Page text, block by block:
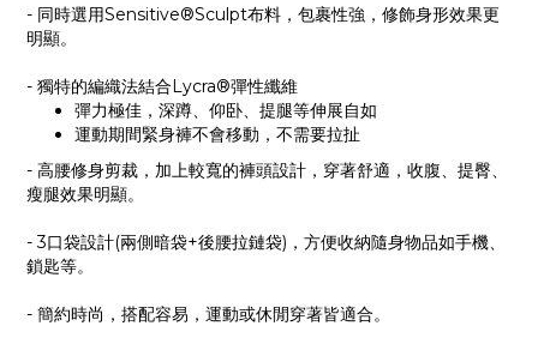
- 同時選用Sensitive®Sculpt布料，包裹性強，修飾身形效果更
明顯。
- 獨特的編織法結合Lycra®彈性纖維
彈力極佳，深蹲、仰卧、提腿等伸展自如
運動期間緊身褲不會移動，不需要拉扯
- 高腰修身剪裁，加上較寬的褲頭設計，穿著舒適，收腹、提臀、
瘦腿效果明顯。
- 3口袋設計(兩側暗袋+後腰拉鏈袋)，方便收納隨身物品如手機、
鎖匙等。
- 簡約時尚，搭配容易，運動或休閒穿著皆適合。